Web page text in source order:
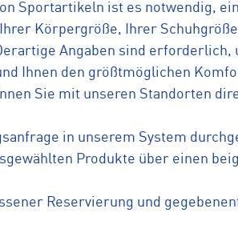
Sportartikeln ist es notwendig,
Körpergröße, Ihrer
Angaben sind
Ihnen den größtmöglichen
Sie mit unseren Standorten
in unserem System
Produkte über einen
Reservierung und